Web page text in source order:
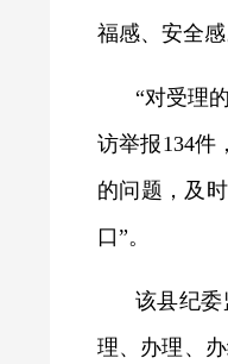
福感、安全感
“对受理
访举报134件
的问题，及
口”。
该县纪
理、办理、